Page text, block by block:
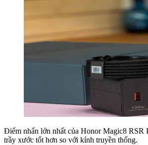
Điểm nhấn lớn nhất của Honor Magic8 RSR
trầy xước tốt hơn so với kính truyền thống.